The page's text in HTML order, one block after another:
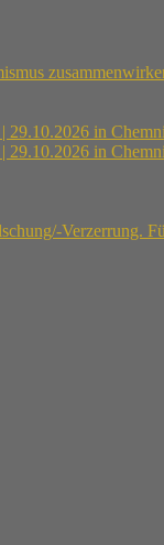
29.10.2026 in
29.10.2026 in
Verzerrung.